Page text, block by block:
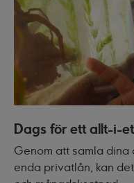
Dags för ett allt-i-
Genom att samla
enda privatlån, kan